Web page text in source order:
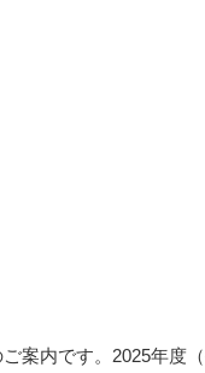
ご案内です。2025年度